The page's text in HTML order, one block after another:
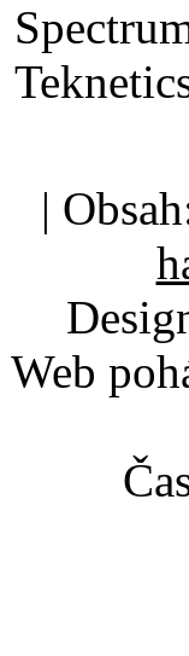
|
Web